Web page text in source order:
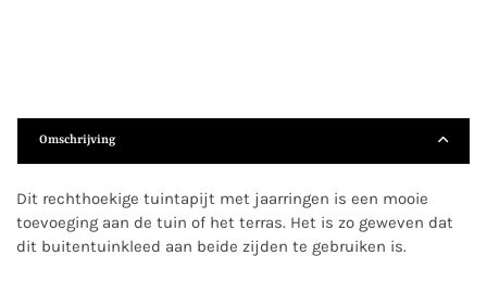
Omschrijving
Dit rechthoekige tuintapijt met jaarringen is een mooie
toevoeging aan de tuin of het terras. Het is zo geweven dat
dit buitentuinkleed aan beide zijden te gebruiken is.